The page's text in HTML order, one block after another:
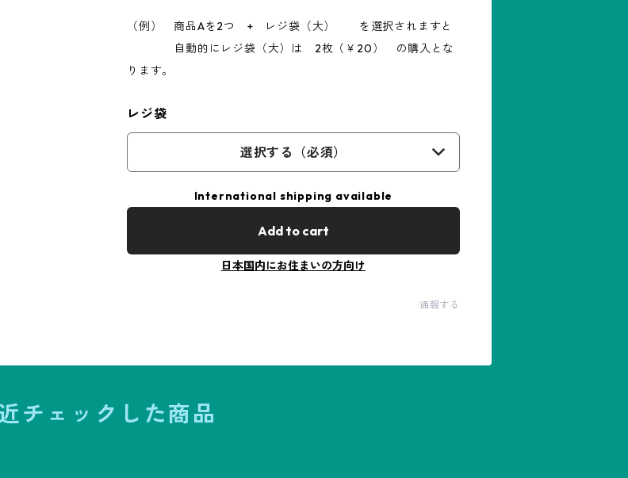
（例） 商品Aを2つ + レジ袋（大） を選択されますと
自動的にレジ袋（大）は 2枚（￥20） の購入とな
ります。
レジ袋
選択する（必須）
International shipping available
Add to cart
日本国内にお住まいの方向け
通報する
チェックした商品